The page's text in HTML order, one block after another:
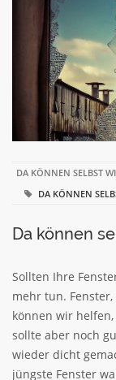
DA KÖNNEN SELBST
DA KÖNNEN
Da können
Sollten Ihre
mehr tun.
können wir
sollte aber noch
wieder dicht
jüngste Fenster